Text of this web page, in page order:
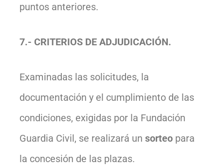
puntos anteriores.
7.- CRITERIOS DE ADJUDICACIÓN.
Examinadas las solicitudes, la
documentación y el cumplimiento de las
condiciones, exigidas por la Fundación
Guardia Civil, se realizará un sorteo para
la concesión de las plazas.